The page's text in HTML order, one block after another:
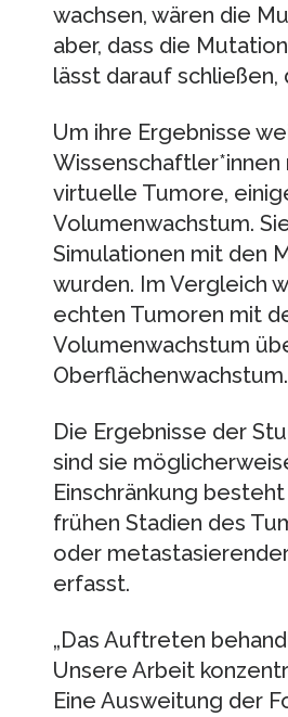
wachsen, wären die
aber, dass die
lässt darauf
Um ihre Ergebnisse
virtuelle Tumore,
Volumenwachstum.
Simulationen mit den
wurden. Im Vergleich
echten Tumoren mit
Volumenwachstum
Oberflächenwachstum.
Die Ergebnisse der
sind sie
Einschränkung
frühen Stadien des
oder
erfasst.
„Das Auftreten
Unsere Arbeit
Eine Ausweitung der